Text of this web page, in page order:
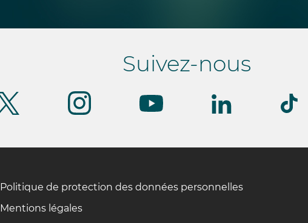
Suivez-nous
Politique de protection des données personnelles
Mentions légales